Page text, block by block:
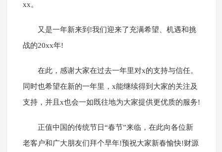
xx。
又是一年新来到!我们迎来了充满希望、机遇和挑
战的20xx年!
在此，感谢大家在过去一年里对x的支持与信任。
同时也希望在新的一年里，x能继续得到大家的关注及
支持，并且x也会一如既往地为大家提供更优质的服务!
正值中国的传统节日“春节”来临，在此向各位新
老客户和广大朋友们拜个早年!预祝大家新春愉快!财源